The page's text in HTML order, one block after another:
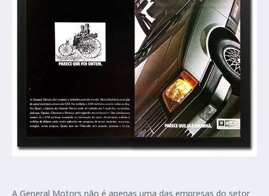
A General Motors não é apenas uma das empresas do setor